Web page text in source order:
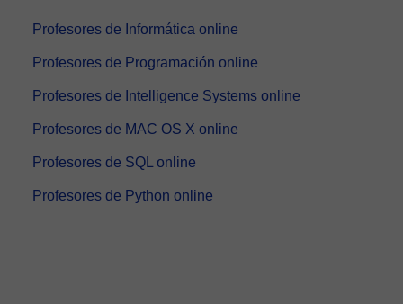
Profesores de Informática online
Profesores de Programación online
Profesores de Intelligence Systems online
Profesores de MAC OS X online
Profesores de SQL online
Profesores de Python online